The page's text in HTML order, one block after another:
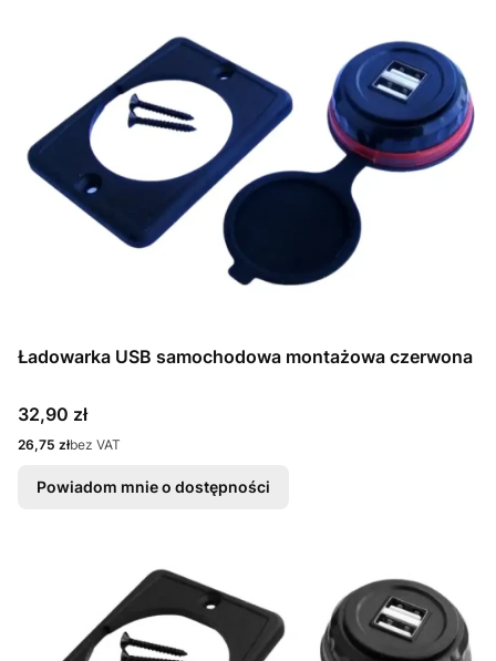
Ładowarka USB samochodowa montażowa czerwona
Cena
32,90 zł
Cena
26,75 złbez VAT
Powiadom mnie o dostępności